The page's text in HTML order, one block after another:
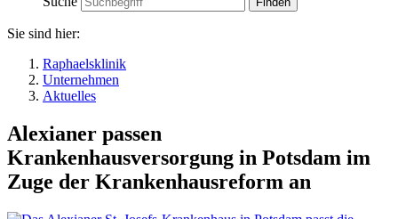
Sie sind hier:
Raphaelsklinik
Unternehmen
Aktuelles
Alexianer passen
Krankenhausversorgung in Potsdam im
Zuge der Krankenhausreform an